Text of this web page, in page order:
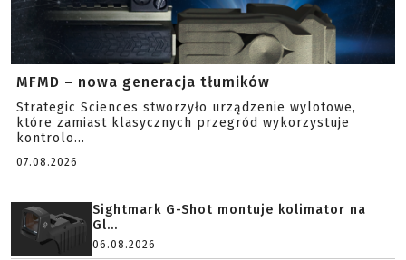
MFMD – nowa generacja tłumików
Strategic Sciences stworzyło urządzenie wylotowe,
które zamiast klasycznych przegród wykorzystuje
kontrolo...
07.08.2026
Sightmark G-Shot montuje kolimator na
Gl...
06.08.2026